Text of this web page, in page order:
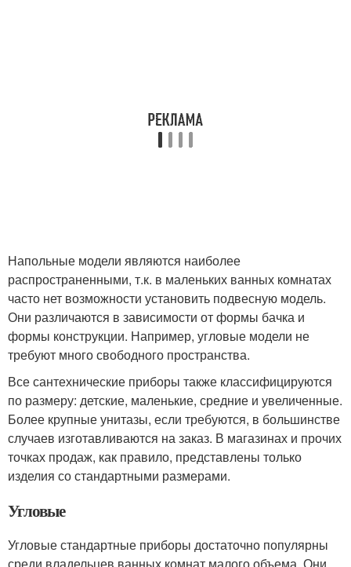
Напольные модели являются наиболее
распространенными, т.к. в маленьких ванных комнатах
часто нет возможности установить подвесную модель.
Они различаются в зависимости от формы бачка и
формы конструкции. Например, угловые модели не
требуют много свободного пространства.
Все сантехнические приборы также классифицируются
по размеру: детские, маленькие, средние и увеличенные.
Более крупные унитазы, если требуются, в большинстве
случаев изготавливаются на заказ. В магазинах и прочих
точках продаж, как правило, представлены только
изделия со стандартными размерами.
Угловые
Угловые стандартные приборы достаточно популярны
среди владельцев ванных комнат малого объема. Они